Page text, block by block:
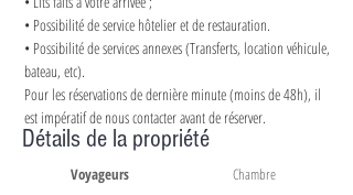
• Possibilité de service hôtelier et de restauration.
• Possibilité de services annexes (Transferts, location véhicule,
bateau, etc).
Pour les réservations de dernière minute (moins de 48h), il
est impératif de nous contacter avant de réserver.
Détails de la propriété
Voyageurs Chambre